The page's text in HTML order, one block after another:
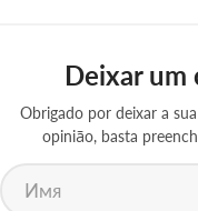
Deixar
Obrigado por deixar a
opinião, basta